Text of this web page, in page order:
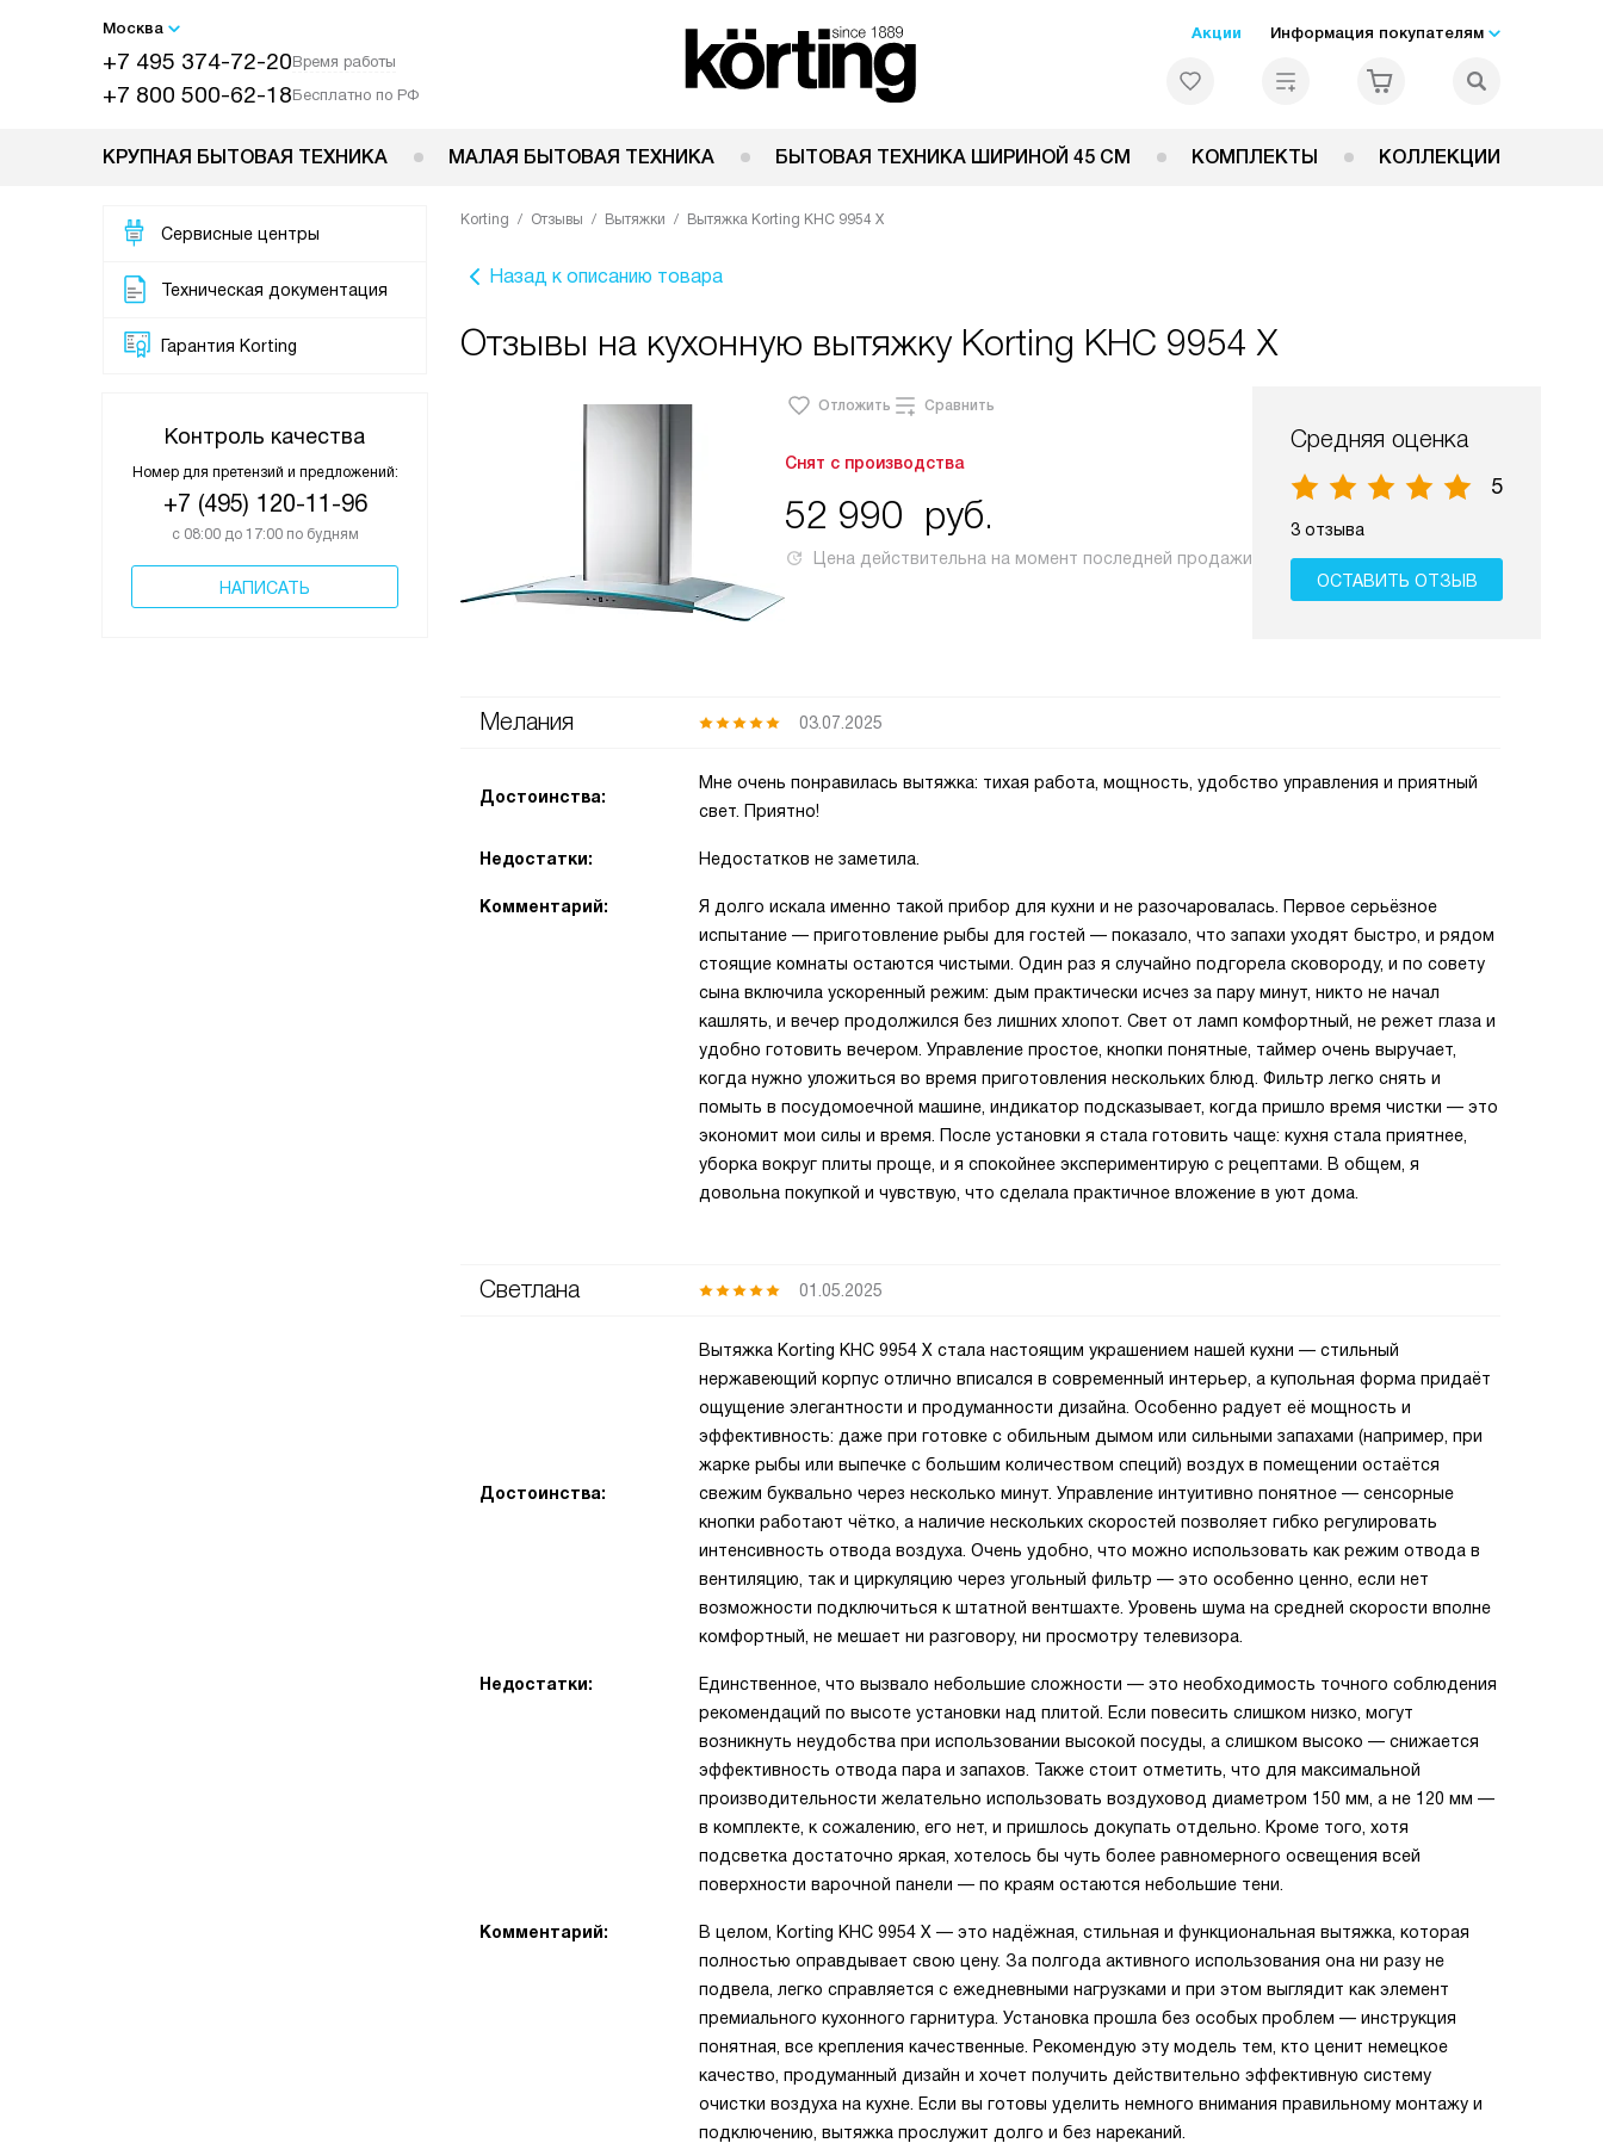
Москва
+7 495 374-72-20Время работы
+7 800 500-62-18Бесплатно по РФ
Акции Информация покупателям
КРУПНАЯ БЫТОВАЯ ТЕХНИКА МАЛАЯ БЫТОВАЯ ТЕХНИКА БЫТОВАЯ ТЕХНИКА ШИРИНОЙ 45 СМ КОМПЛЕКТЫ КОЛЛЕКЦИИ
Сервисные центры
Техническая документация
Гарантия Korting
Контроль качества
Номер для претензий и предложений:
+7 (495) 120-11-96
с 08:00 до 17:00 по будням
НАПИСАТЬ
Korting Отзывы Вытяжки Вытяжка Korting KHC 9954 X
Назад к описанию товара
Отзывы на кухонную вытяжку Korting KHC 9954 X
Отложить Сравнить
Снят с производства
52 990 руб.
Цена действительна на момент последней продажи
Средняя оценка
5
3 отзыва
ОСТАВИТЬ ОТЗЫВ
Мелания 03.07.2025
Достоинства:
Мне очень понравилась вытяжка: тихая работа, мощность, удобство управления и приятный
свет. Приятно!
Недостатки: Недостатков не заметила.
Комментарий:
Я долго искала именно такой прибор для кухни и не разочаровалась. Первое серьёзное
испытание — приготовление рыбы для гостей — показало, что запахи уходят быстро, и рядом
стоящие комнаты остаются чистыми. Один раз я случайно подгорела сковороду, и по совету
сына включила ускоренный режим: дым практически исчез за пару минут, никто не начал
кашлять, и вечер продолжился без лишних хлопот. Свет от ламп комфортный, не режет глаза и
удобно готовить вечером. Управление простое, кнопки понятные, таймер очень выручает,
когда нужно уложиться во время приготовления нескольких блюд. Фильтр легко снять и
помыть в посудомоечной машине, индикатор подсказывает, когда пришло время чистки — это
экономит мои силы и время. После установки я стала готовить чаще: кухня стала приятнее,
уборка вокруг плиты проще, и я спокойнее экспериментирую с рецептами. В общем, я
довольна покупкой и чувствую, что сделала практичное вложение в уют дома.
Светлана 01.05.2025
Достоинства:
Вытяжка Korting KHC 9954 X стала настоящим украшением нашей кухни — стильный
нержавеющий корпус отлично вписался в современный интерьер, а купольная форма придаёт
ощущение элегантности и продуманности дизайна. Особенно радует её мощность и
эффективность: даже при готовке с обильным дымом или сильными запахами (например, при
жарке рыбы или выпечке с большим количеством специй) воздух в помещении остаётся
свежим буквально через несколько минут. Управление интуитивно понятное — сенсорные
кнопки работают чётко, а наличие нескольких скоростей позволяет гибко регулировать
интенсивность отвода воздуха. Очень удобно, что можно использовать как режим отвода в
вентиляцию, так и циркуляцию через угольный фильтр — это особенно ценно, если нет
возможности подключиться к штатной вентшахте. Уровень шума на средней скорости вполне
комфортный, не мешает ни разговору, ни просмотру телевизора.
Недостатки:
Единственное, что вызвало небольшие сложности — это необходимость точного соблюдения
рекомендаций по высоте установки над плитой. Если повесить слишком низко, могут
возникнуть неудобства при использовании высокой посуды, а слишком высоко — снижается
эффективность отвода пара и запахов. Также стоит отметить, что для максимальной
производительности желательно использовать воздуховод диаметром 150 мм, а не 120 мм —
в комплекте, к сожалению, его нет, и пришлось докупать отдельно. Кроме того, хотя
подсветка достаточно яркая, хотелось бы чуть более равномерного освещения всей
поверхности варочной панели — по краям остаются небольшие тени.
Комментарий:
В целом, Korting KHC 9954 X — это надёжная, стильная и функциональная вытяжка, которая
полностью оправдывает свою цену. За полгода активного использования она ни разу не
подвела, легко справляется с ежедневными нагрузками и при этом выглядит как элемент
премиального кухонного гарнитура. Установка прошла без особых проблем — инструкция
понятная, все крепления качественные. Рекомендую эту модель тем, кто ценит немецкое
качество, продуманный дизайн и хочет получить действительно эффективную систему
очистки воздуха на кухне. Если вы готовы уделить немного внимания правильному монтажу и
подключению, вытяжка прослужит долго и без нареканий.